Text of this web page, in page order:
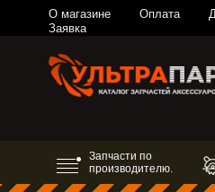
О магазине Оплата
Заявка
Запчасти по
производителю.